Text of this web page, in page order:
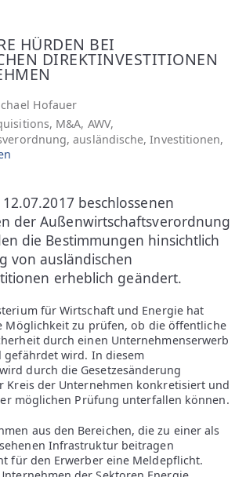
HÜRDEN BEI
DIREKTINVESTITIONEN
Hofauer
, M&A, AWV,
,ausländische,Investitionen,
beschlossenen
der Außenwirtschaftsverordnung
die Bestimmungen hinsichtlich
von ausländischen
erheblich geändert.
für Wirtschaft und Energie hat
Möglichkeit zu prüfen, ob die öffentliche
durch einen Unternehmenserwerb
gefährdet wird. In diesem
durch die Gesetzesänderung
Kreis der Unternehmen konkretisiert und
möglichen Prüfung unterfallen können.
aus den Bereichen, die zu einer als
Infrastruktur beitragen
für den Erwerber eine Meldepflicht.